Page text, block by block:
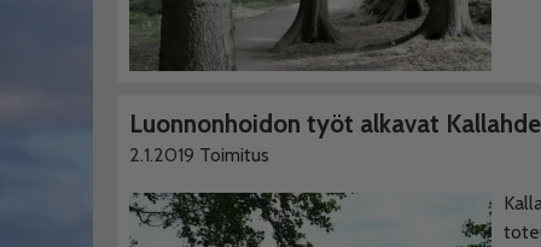
Luonnonhoidon työt alkavat
2.1.2019 Toimitus